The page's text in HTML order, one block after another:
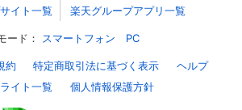
イト一覧 楽天グループアプリ一覧
ード： スマートフォン PC
約 特定商取引法に基づく表示
ヘルプ
イト一覧
個人情報保護方針